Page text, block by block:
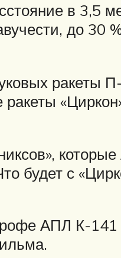
в 3,5
до 30
будет с
АПЛ К-